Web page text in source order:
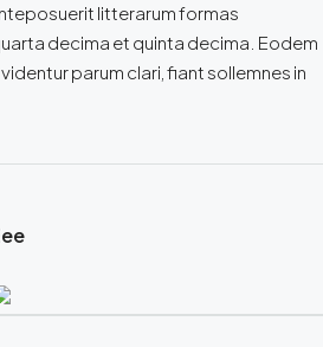
litterarum formas
decima et quinta decima. Eodem
parum clari, fiant sollemnes in